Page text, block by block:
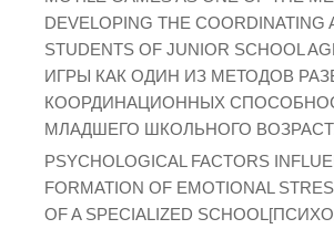
DEVELOPING THE COORDINATING
STUDENTS OF JUNIOR SCHOOL
ИГРЫ КАК ОДИН ИЗ МЕТОДОВ
КООРДИНАЦИОННЫХ
МЛАДШЕГО ШКОЛЬНОГО
PSYCHOLOGICAL FACTORS
FORMATION OF EMOTIONAL
OF A SPECIALIZED